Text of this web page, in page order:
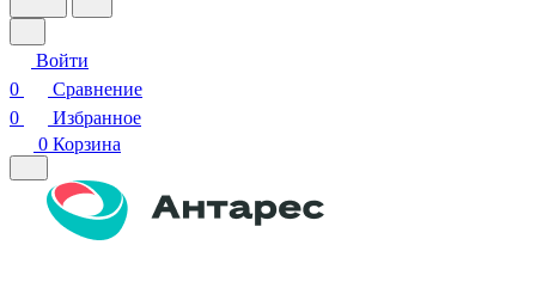
Войти
0
Сравнение
0
Избранное
0 Корзина